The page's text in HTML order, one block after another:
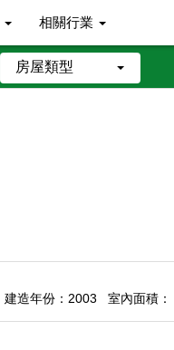
相關行業
房屋類型
建造年份：2003 室內面積